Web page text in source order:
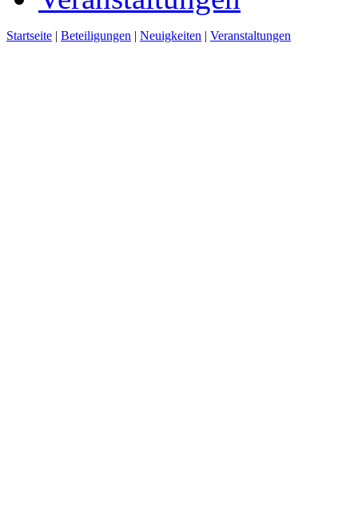
Startseite | Beteiligungen | Neuigkeiten | Veranstaltungen